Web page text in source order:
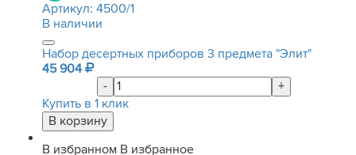
Артикул: 4500/1
В наличии
Набор десертных приборов 3 предмета "Элит"
45 904
-
+
Купить в 1 клик
В избранном В избранное